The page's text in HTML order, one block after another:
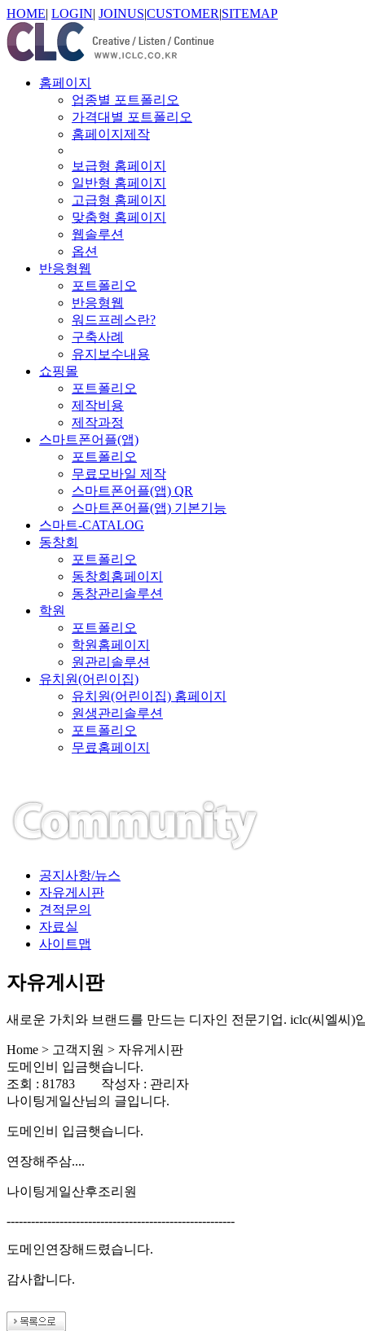
HOME| LOGIN| JOINUS|CUSTOMER|SITEMAP
홈페이지
업종별 포트폴리오
가격대별 포트폴리오
홈페이지제작
보급형 홈페이지
일반형 홈페이지
고급형 홈페이지
맞춤형 홈페이지
웹솔루션
옵션
반응형웹
포트폴리오
반응형웹
워드프레스란?
구축사례
유지보수내용
쇼핑몰
포트폴리오
제작비용
제작과정
스마트폰어플(앱)
포트폴리오
무료모바일 제작
스마트폰어플(앱) QR
스마트폰어플(앱) 기본기능
스마트-CATALOG
동창회
포트폴리오
동창회홈페이지
동창관리솔루션
학원
포트폴리오
학원홈페이지
원관리솔루션
유치원(어린이집)
유치원(어린이집) 홈페이지
원생관리솔루션
포트폴리오
무료홈페이지
공지사항/뉴스
자유게시판
견적문의
자료실
사이트맵
자유게시판
새로운 가치와 브랜드를 만드는 디자인 전문기업. iclc(씨엘씨)
Home > 고객지원 > 자유게시판
도메인비 입금햇습니다.
조회 : 81783 작성자 : 관리자
나이팅게일산님의 글입니다.
도메인비 입금햇습니다.
연장해주삼....
나이팅게일산후조리원
--------------------------------------------------------
도메인연장해드렸습니다.
감사합니다.